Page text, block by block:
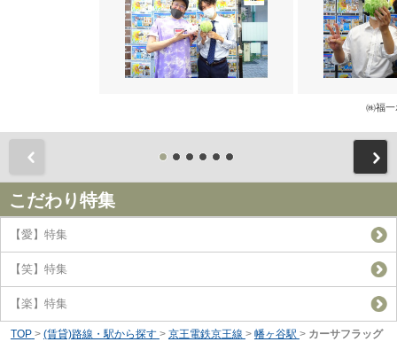
㈱福一
こだわり特集
【愛】特集
【笑】特集
【楽】特集
TOP > (賃貸)路線・駅から探す > 京王電鉄京王線 > 幡ヶ谷駅 > カーサフラッグ